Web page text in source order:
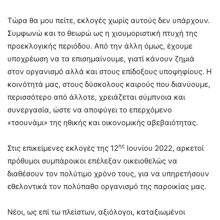
Τώρα θα μου πείτε, εκλογές χωρίς αυτούς δεν υπάρχουν.
Συμφωνώ και το θεωρώ ως η χιουμοριστική πτυχή της
προεκλογικής περιόδου. Από την άλλη όμως, έχουμε
υποχρέωση να τα επισημαίνουμε, γιατί κάνουν ζημιά
στον οργανισμό αλλά και στους επίδοξους υποψηφίους. Η
κοινότητά μας, στους δύσκολους καιρούς που διανύουμε,
περισσότερο από άλλοτε, χρειάζεται σύμπνοια και
συνεργασία, ώστε να αποφύγει το επερχόμενο
«τσουνάμι» της ηθικής και οικονομικής αβεβαιότητας.
Στις επικείμενες εκλογές της 12ης Ιουνίου 2022, αρκετοί
πρόθυμοι συμπάροικοι επέλεξαν οικειοθελώς να
διαθέσουν τον πολύτιμο χρόνο τους, για να υπηρετήσουν
εθελοντικά τον πολύπαθο οργανισμό της παροικίας μας.
Νέοι, ως επί τω πλείστων, αξιόλογοι, καταξιωμένοι